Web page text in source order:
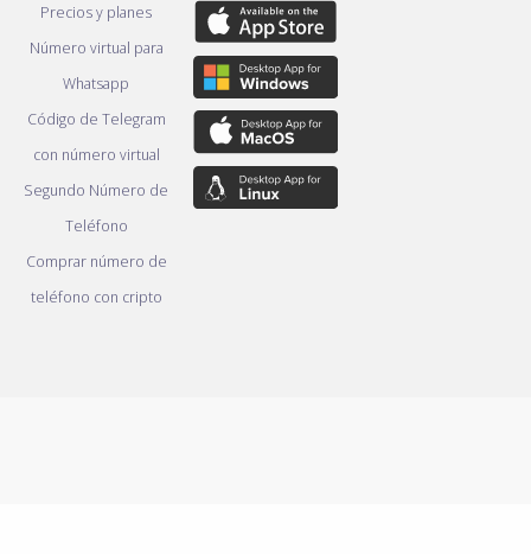
Precios y planes
Número virtual para
Whatsapp
Código de Telegram
con número virtual
Segundo Número de
Teléfono
Comprar número de
teléfono con cripto